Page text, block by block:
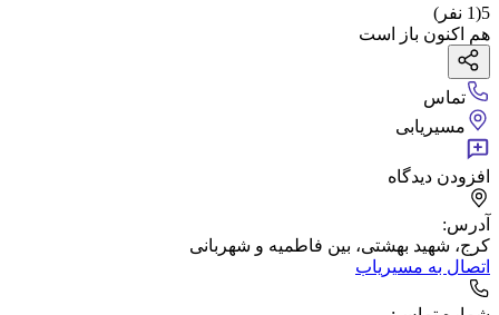
5
(
1 نفر)
هم اکنون باز است
تماس
مسیریابی
افزودن دیدگاه
آدرس:
کرج، شهید بهشتی، بین فاطمیه و شهربانی
اتصال به مسیریاب